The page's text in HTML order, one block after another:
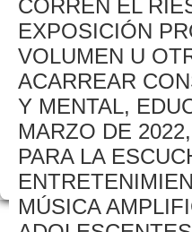
CORREN EL
EXPOSICIÓN
VOLUMEN U
ACARREAR
Y MENTAL,
MARZO DE
PARA LA
MÚSICA